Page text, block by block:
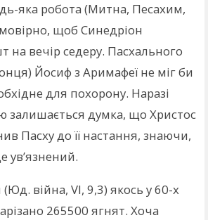
яка робота (Митна, Песахим,
щоб Синедріон
на вечір седеру. Пасхального
Йосиф з Аримафеї не міг би
для похорону. Наразі
залишається думка, що Христос
Пасху до її настання, знаючи,
ув’язнений.
війна, VI, 9,3) якось у 60-х
265500 ягнят. Хоча